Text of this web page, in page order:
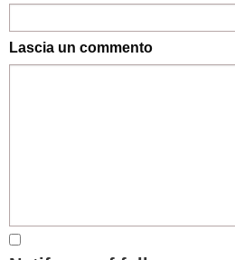
Lascia un commento